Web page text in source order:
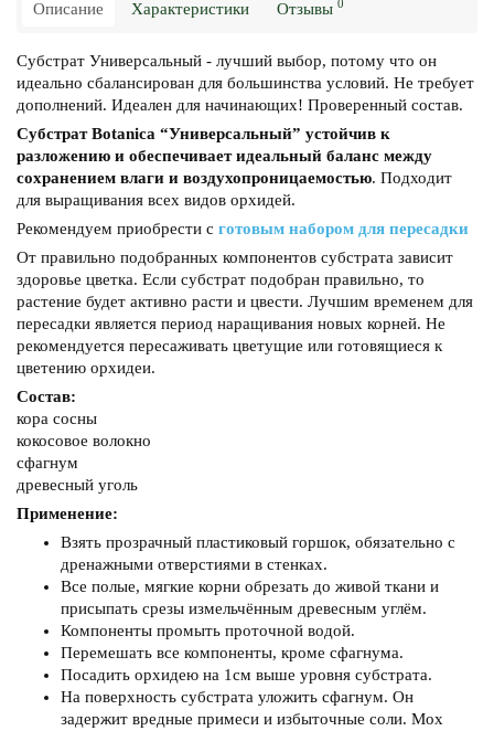
Описание Характеристики Отзывы 0
Субстрат Универсальный - лучший выбор, потому что он
идеально сбалансирован для большинства условий. Не требует
дополнений. Идеален для начинающих! Проверенный состав.
Субстрат Botanica “Универсальный” устойчив к
разложению и обеспечивает идеальный баланс между
сохранением влаги и воздухопроницаемостью. Подходит
для выращивания всех видов орхидей.
Рекомендуем приобрести с готовым набором для пересадки
От правильно подобранных компонентов субстрата зависит
здоровье цветка. Если субстрат подобран правильно, то
растение будет активно расти и цвести. Лучшим временем для
пересадки является период наращивания новых корней. Не
рекомендуется пересаживать цветущие или готовящиеся к
цветению орхидеи.
Состав:
кора сосны
кокосовое волокно
сфагнум
древесный уголь
Применение:
Взять прозрачный пластиковый горшок, обязательно с
дренажными отверстиями в стенках.
Все полые, мягкие корни обрезать до живой ткани и
присыпать срезы измельчённым древесным углём.
Компоненты промыть проточной водой.
Перемешать все компоненты, кроме сфагнума.
Посадить орхидею на 1см выше уровня субстрата.
На поверхность субстрата уложить сфагнум. Он
задержит вредные примеси и избыточные соли. Мох